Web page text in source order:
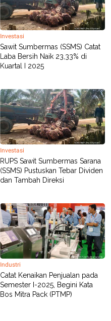
Investasi
Sawit Sumbermas (SSMS) Catat
Laba Bersih Naik 23,33% di
Kuartal I 2025
Investasi
RUPS Sawit Sumbermas Sarana
(SSMS) Pustuskan Tebar Dividen
dan Tambah Direksi
Industri
Catat Kenaikan Penjualan pada
Semester I-2025, Begini Kata
Bos Mitra Pack (PTMP)